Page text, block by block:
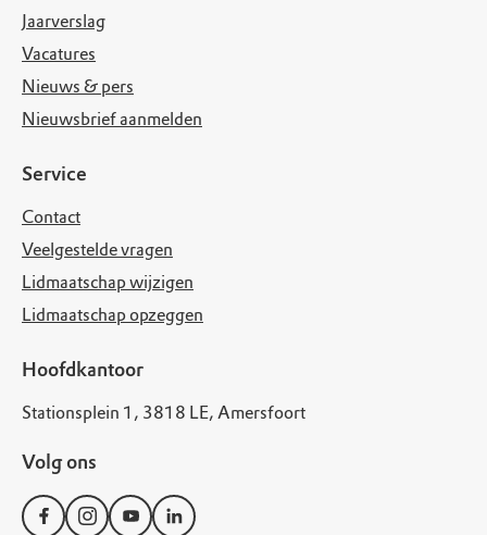
Jaarverslag
Vacatures
Nieuws & pers
Nieuwsbrief aanmelden
Service
Contact
Veelgestelde vragen
Lidmaatschap wijzigen
Lidmaatschap opzeggen
Hoofdkantoor
Stationsplein 1, 3818 LE, Amersfoort
Volg ons